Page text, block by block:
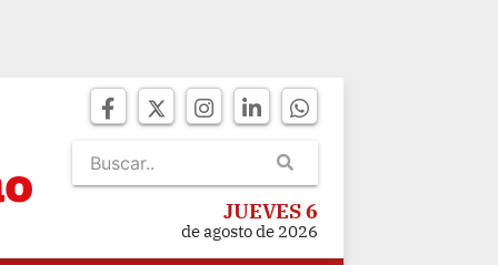
JUEVES 6
de agosto de 2026